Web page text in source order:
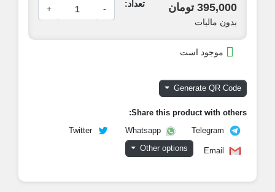
395,000 تومان
بدون مالیات
تعداد: -
+
موجود است
Generate QR Code
Share this product with
Telegram
Whatsapp
Twitter
Email
Other options